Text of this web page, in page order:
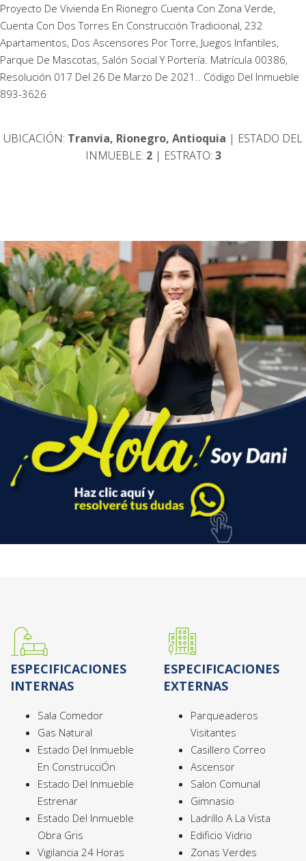
Proyecto De Vivienda En Rionegro Cuenta Con Zona Verde,
Cuenta Con Dos Torres En Construcción Tradicional, 232
Apartamentos, Dos Ascensores Por Torre, Juegos Infantiles,
Parque De Mascotas, Salón Social Y Portería. Matrícula 00386,
Resolución 017 Del 26 De Marzo De 2021.. Código Del Inmueble
893-3626
UBICACIÓN: Tranvia, Rionegro, Antioquia | ESTADO DEL
INMUEBLE: 2| ESTRATO: 3
ESPECIFICACIONES
INTERNAS
Sala Comedor
Gas Natural
Estado Del Inmueble
En ConstrucciÓn
Estado Del Inmueble
Estrenar
Estado Del Inmueble
Obra Gris
Vigilancia 24 Horas
ESPECIFICACIONES
EXTERNAS
Parqueaderos
Visitantes
Casillero Correo
Ascensor
Salon Comunal
Gimnasio
Ladrillo A La Vista
Edificio Vidrio
Zonas Verdes